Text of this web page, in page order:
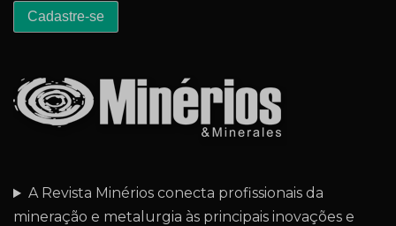
A Revista Minérios conecta profissionais da
mineração e metalurgia às principais inovações e